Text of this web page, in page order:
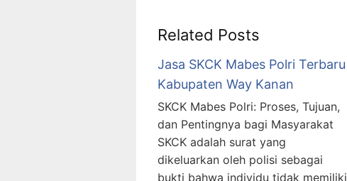
Related Posts
Jasa SKCK Mabes Polri Terbaru
Kabupaten Way Kanan
SKCK Mabes Polri: Proses, Tujuan,
dan Pentingnya bagi Masyarakat
SKCK adalah surat yang
dikeluarkan oleh polisi sebagai
bukti bahwa individu tidak memiliki